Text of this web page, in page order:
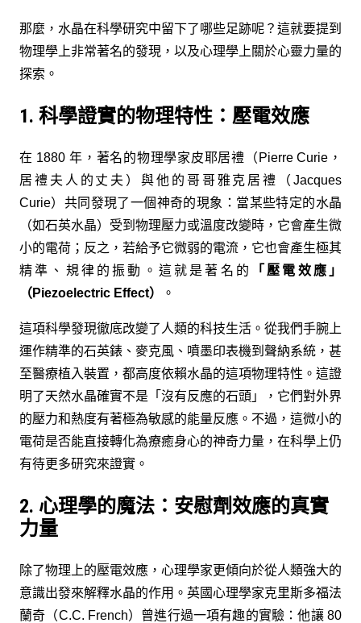
那麼，水晶在科學研究中留下了哪些足跡呢？這就要提到
物理學上非常著名的發現，以及心理學上關於心靈力量的
探索。
1. 科學證實的物理特性：壓電效應
在 1880 年，著名的物理學家皮耶居禮（Pierre Curie，
居禮夫人的丈夫）與他的哥哥雅克居禮（Jacques
Curie）共同發現了一個神奇的現象：當某些特定的水晶
（如石英水晶）受到物理壓力或溫度改變時，它會產生微
小的電荷；反之，若給予它微弱的電流，它也會產生極其
精準、規律的振動。這就是著名的
「壓電效應」
（Piezoelectric Effect）
。
這項科學發現徹底改變了人類的科技生活。從我們手腕上
運作精準的石英錶、麥克風、噴墨印表機到聲納系統，甚
至醫療植入裝置，都高度依賴水晶的這項物理特性。這證
明了天然水晶確實不是「沒有反應的石頭」，它們對外界
的壓力和熱度有著極為敏感的能量反應。不過，這微小的
電荷是否能直接轉化為療癒身心的神奇力量，在科學上仍
有待更多研究來證實。
2. 心理學的魔法：安慰劑效應的真實
力量
除了物理上的壓電效應，心理學家更傾向於從人類強大的
意識出發來解釋水晶的作用。英國心理學家克里斯多福法
蘭奇（C.C. French）曾進行過一項有趣的實驗：他讓 80